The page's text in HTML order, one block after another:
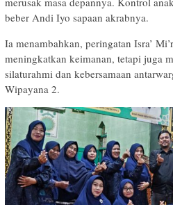
beber Andi Iyo sapaan akrabnya.
Ia menambahkan, peringatan Isra’
meningkatkan keimanan, tetapi juga
silaturahmi dan kebersamaan
Wipayana 2.